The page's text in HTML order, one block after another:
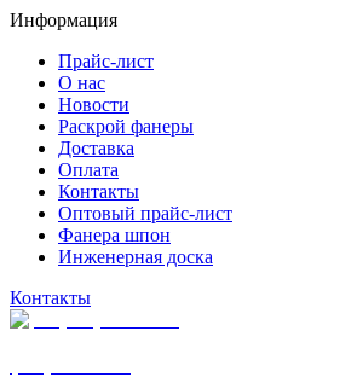
Информация
Прайс-лист
О нас
Новости
Раскрой фанеры
Доставка
Оплата
Контакты
Оптовый прайс-лист
Фанера шпон
Инженерная доска
Контакты